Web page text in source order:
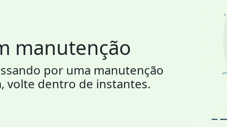
manutenção
por uma manutenção
volte dentro de instantes.